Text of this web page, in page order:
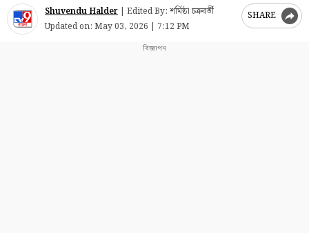
Shuvendu Halder | Edited By: শর্মিষ্ঠা চক্রবর্তী
Updated on: May 03, 2026 | 7:12 PM
SHARE